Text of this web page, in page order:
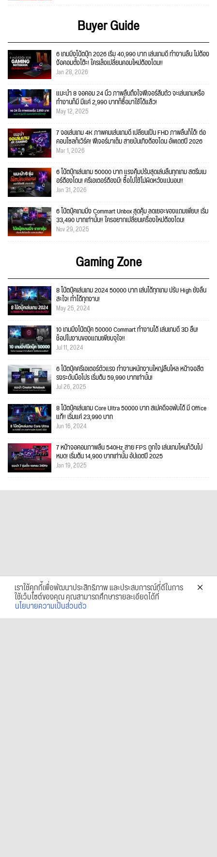
Buyer Guide
6 เกมมิ่งโน้ตบุ๊ก 2026 เริ่ม 40,990 บาท เล่นเกมดี ทำงานลื่น ไม่ต้อง
ง้อคอมตั้งโต๊ะ! ใครเล็งเปลี่ยนคอมใหม่ต้องโดน!!
Jan 28, 2026
แนะนำ 8 จอคอม 24 นิ้ว ภาพลื่นถึงใจฟีเจอร์ล้นตัว จะเล่นเกมหรือ
ทำงานก็มี มีแค่ 2,990 บาทก็ซื้อมาใช้ได้แล้ว!
May 12, 2025
7 จอเล่นเกม 4K ภาพคมเล่นเกมดี เปลี่ยนเป็น FHD ภาพลื่นก็ได้! ต่อ
คอนโซลก็เวิร์ค! ฟีเจอร์มาเต็ม สายบันเทิงต้องโดน อัพเดตปี 2026
Mar 1, 2026
6 โน้ตบุ๊กเล่นเกม 50000 บาท แรงคุ้มปรับสุดเล่นลื่นทุกเกม สตรีมเม
อร์ต้องโดน! ครีเอเตอร์ต้องมี! ซื้อไปใช้ไม่ผิดหวังแน่นอน!!
Jan 31, 2026
6 โน๊ตบุ๊คเกมมิ่ง Commart Unbox สุดคุ้ม ลดเยอะของแถมเพียบ! เริ่ม
33,490 บาทเท่านั้น!! ใครอยากเปลี่ยนเครื่องใหม่ต้องโดน!
Nov 29, 2025
Gaming Zone
8 โน๊ตบุ๊คเล่นเกม 2024 50000 บาท เล่นได้ทุกเกม ปรับ High ยังลื่น
สะใจ! ทำได้ทุกงาน!
May 25, 2024
10 เกมมิ่งโน๊ตบุ๊ค 50000 Commart ทำงานได้ เล่นเกมดี 3D ลื่น!
ช็อปในงานของแถมเพียบจุใจ!!
Jul 11, 2024
6 โน๊ตบุ๊คครีเอเตอร์ตัวแรง ทำงานหนักงานใหญ่ลื่นไหล หน้าจอสีต
รงระดับมือโปร เริ่มต้น 59,990 บาทเท่านั้น!
Jul 26, 2025
8 โน๊ตบุ๊คเล่นเกม Core Ultra 50000 บาท สเปคดีจอพับได้ มี Office
แท้!! เริ่มแค่ 23,990 บาท
Jun 16, 2024
7 หน้าจอคอมภาพลื่น 540Hz สาย FPS ถูกใจ เล่นเกมไหนก็วินไป
หมด! เริ่มต้น 14,900 บาทเท่านั้น อัปเดตปี 2025
Jan 19, 2025
เราใช้คุกกี้เพื่อพัฒนาประสิทธิภาพ และประสบการณ์ที่ดีในการ
ใช้เว็บไซต์ของคุณ คุณสามารถศึกษารายละเอียดได้ที่
นโยบายความเป็นส่วนตัว